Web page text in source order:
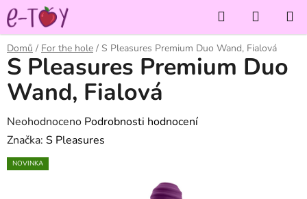
Přejít
na
obsah
Hledat
KOŠÍK
Domů / For the hole / S Pleasures Premium Duo Wand, Fialová
S Pleasures Premium Duo
Wand, Fialová
Průměrné
hodnocení
produktu
Neohodnoceno Podrobnosti hodnocení
Značka: S Pleasures
NOVINKA